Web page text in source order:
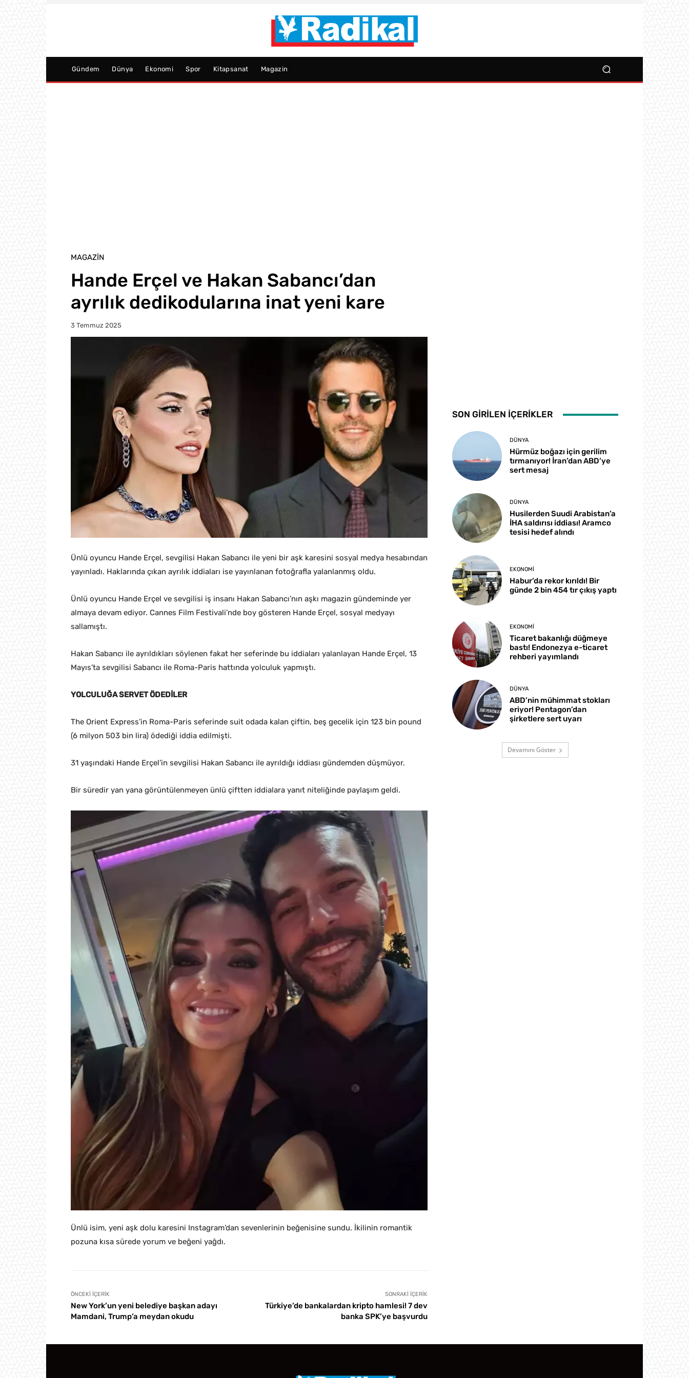
Gündem Dünya Ekonomi Spor Kitapsanat Magazin
MAGAZIN
Hande Erçel ve Hakan Sabancı’dan
ayrılık dedikodularına inat yeni kare
3 Temmuz 2025
Ünlü oyuncu Hande Erçel, sevgilisi Hakan Sabancı ile yeni bir aşk karesini sosyal medya hesabından
yayınladı. Haklarında çıkan ayrılık iddiaları ise yayınlanan fotoğrafla yalanlanmış oldu.
Ünlü oyuncu Hande Erçel ve sevgilisi iş insanı Hakan Sabancı’nın aşkı magazin gündeminde yer
almaya devam ediyor. Cannes Film Festivali’nde boy gösteren Hande Erçel, sosyal medyayı
sallamıştı.
Hakan Sabancı ile ayrıldıkları söylenen fakat her seferinde bu iddiaları yalanlayan Hande Erçel, 13
Mayıs’ta sevgilisi Sabancı ile Roma-Paris hattında yolculuk yapmıştı.
YOLCULUĞA SERVET ÖDEDİLER
The Orient Express’in Roma-Paris seferinde suit odada kalan çiftin, beş gecelik için 123 bin pound
(6 milyon 503 bin lira) ödediği iddia edilmişti.
31 yaşındaki Hande Erçel’in sevgilisi Hakan Sabancı ile ayrıldığı iddiası gündemden düşmüyor.
Bir süredir yan yana görüntülenmeyen ünlü çiftten iddialara yanıt niteliğinde paylaşım geldi.
Ünlü isim, yeni aşk dolu karesini Instagram’dan sevenlerinin beğenisine sundu. İkilinin romantik
pozuna kısa sürede yorum ve beğeni yağdı.
ÖNCEKI İÇERIK
New York’un yeni belediye başkan adayı
Mamdani, Trump’a meydan okudu
SONRAKI İÇERIK
Türkiye’de bankalardan kripto hamlesi! 7 dev
banka SPK’ye başvurdu
SON GİRİLEN İÇERİKLER
DÜNYA
Hürmüz boğazı için gerilim
tırmanıyor! İran’dan ABD’ye
sert mesaj
DÜNYA
Husilerden Suudi Arabistan’a
İHA saldırısı iddiası! Aramco
tesisi hedef alındı
EKONOMI
Habur’da rekor kırıldı! Bir
günde 2 bin 454 tır çıkış yaptı
EKONOMI
Ticaret bakanlığı düğmeye
bastı! Endonezya e-ticaret
rehberi yayımlandı
DÜNYA
ABD’nin mühimmat stokları
eriyor! Pentagon’dan
şirketlere sert uyarı
Devamını Göster